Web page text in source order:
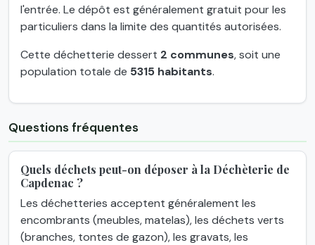
l'entrée. Le dépôt est généralement gratuit pour les
particuliers dans la limite des quantités autorisées.
Cette déchetterie dessert 2 communes, soit une
population totale de 5315 habitants.
Questions fréquentes
Quels déchets peut-on déposer à la Déchèterie de
Capdenac ?
Les déchetteries acceptent généralement les
encombrants (meubles, matelas), les déchets verts
(branches, tontes de gazon), les gravats, les